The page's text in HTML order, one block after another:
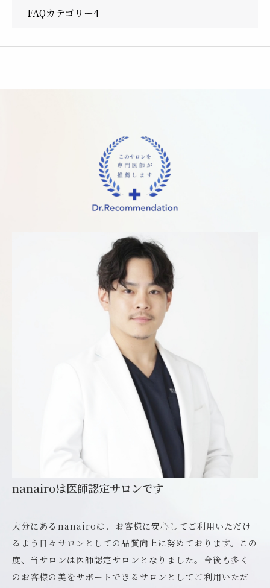
FAQカテゴリー4
nanairoは医師認定サロンです
大分にあるnanairoは、お客様に安心してご利用いただけ
るよう日々サロンとしての品質向上に努めております。この
度、当サロンは医師認定サロンとなりました。今後も多く
のお客様の美をサポートできるサロンとしてご利用いただ